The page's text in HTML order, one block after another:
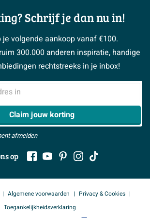
Schrijf je dan nu in!
je volgende aankoop vanaf €100.
300.000 anderen inspiratie, handige
rechtstreeks in je inbox!
Claim jouw korting
afmelden
op
Algemene voorwaarden
Privacy & Cookies
Toegankelijkheidsverklaring